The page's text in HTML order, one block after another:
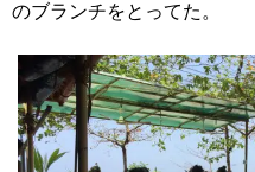
のブランチをとってた。